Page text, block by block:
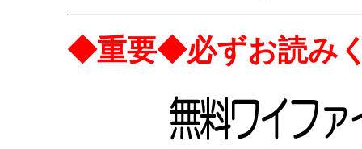
◆重要◆必ずお読み